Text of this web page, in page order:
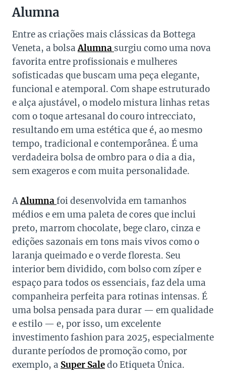
Alumna
Entre as criações mais clássicas da Bottega
Veneta, a bolsaAlumna surgiu como uma nova
favorita entre profissionais e mulheres
sofisticadas que buscam uma peça elegante,
funcional e atemporal. Com shape estruturado
e alça ajustável, o modelo mistura linhas retas
com o toque artesanal do couro intrecciato,
resultando em uma estética que é, ao mesmo
tempo, tradicional e contemporânea. É uma
verdadeira bolsa de ombro para o dia a dia,
sem exageros e com muita personalidade.
AAlumnafoi desenvolvida em tamanhos
médios e em uma paleta de cores que inclui
preto, marrom chocolate, bege claro, cinza e
edições sazonais em tons mais vivos como o
laranja queimado e o verde floresta. Seu
interior bem dividido, com bolso com zíper e
espaço para todos os essenciais, faz dela uma
companheira perfeita para rotinas intensas. É
uma bolsa pensada para durar — em qualidade
e estilo — e, por isso, um excelente
investimento fashion para 2025, especialmente
durante períodos de promoção como, por
exemplo, a Super Saledo Etiqueta Única.